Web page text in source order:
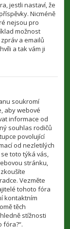
jestli nastaví, že
Nicméně
nejsou pro
možnost
a emailů
a tak vám ji
soukromí
aby webové
informace od
souhlas rodičů
povolující
od nezletilých
toto týká vás,
stránku,
Vezměte
tohoto fóra
kontaktním
těch
stížnosti
fóra?“.